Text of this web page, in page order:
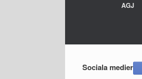
AGJ
Sociala medier